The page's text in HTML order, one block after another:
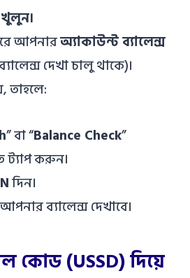
আপনারঅ্যাকাউন্ট ব্যালেন্স
দেখা চালু থাকে)।
তাহলে:
” বা “Balance Check”
করুন।
দিন।
ব্যালেন্স দেখাবে।
কোড (USSD) দিয়ে